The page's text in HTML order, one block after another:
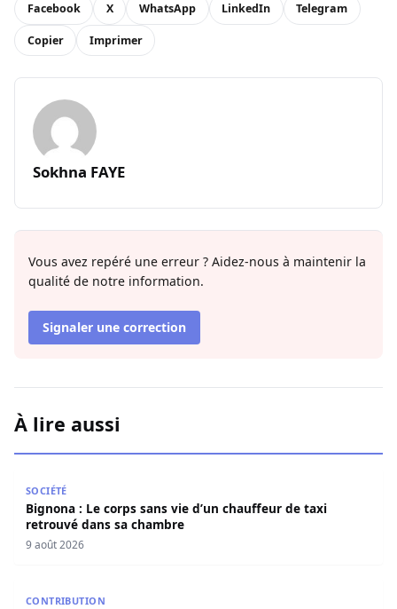
Facebook X WhatsApp LinkedIn Telegram
Copier Imprimer
Sokhna FAYE
Vous avez repéré une erreur ? Aidez-nous à maintenir la
qualité de notre information.
Signaler une correction
À lire aussi
SOCIÉTÉ
Bignona : Le corps sans vie d’un chauffeur de taxi
retrouvé dans sa chambre
9 août 2026
CONTRIBUTION